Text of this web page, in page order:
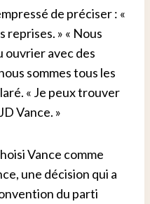
de préciser : «
reprises. » « Nous
ouvrier avec des
sommes tous les
« Je peux trouver
Vance. »
Vance comme
une décision qui a
du parti